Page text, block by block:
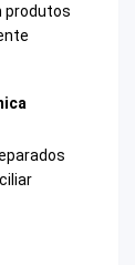
produtos